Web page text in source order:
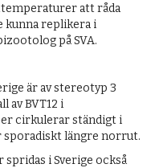
att råda
kunna replikera i
på SVA.
är av stereotyp 3
av BVT12 i
cirkulerar ständigt i
längre norrut.
i Sverige också